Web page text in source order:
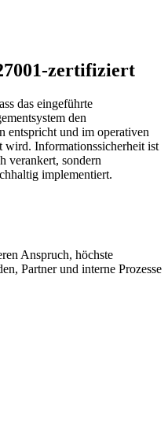
das eingeführte
den
entspricht und im operativen
wird. Informationssicherheit ist
verankert, sondern
implementiert.
Anspruch, höchste
Partner und interne Prozesse